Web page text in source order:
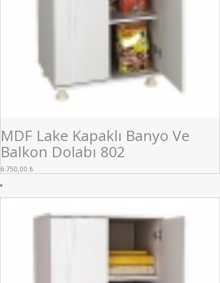
MDF Lake Kapaklı Banyo Ve
Balkon Dolabı 802
6.750,00 ₺